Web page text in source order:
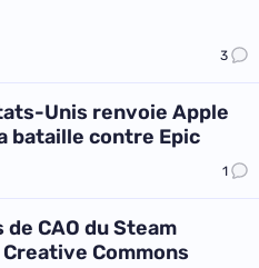
3
Unis renvoie Apple
bataille contre Epic
1
CAO du Steam
Commons